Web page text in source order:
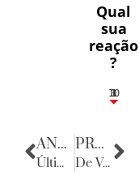
Qual
sua
reação
?
3
1
1
3
10
ANTERIOR
Últimas Notícias
PRÓXIMA
De Volta para o Passado